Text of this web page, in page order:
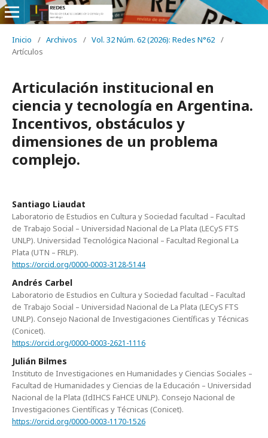
Inicio / Archivos / Vol. 32 Núm. 62 (2026): Redes N°62 /
Artículos
Articulación institucional en
ciencia y tecnología en Argentina.
Incentivos, obstáculos y
dimensiones de un problema
complejo.
Santiago Liaudat
Laboratorio de Estudios en Cultura y Sociedad facultad – Facultad
de Trabajo Social – Universidad Nacional de La Plata (LECyS FTS
UNLP). Universidad Tecnológica Nacional – Facultad Regional La
Plata (UTN – FRLP).
https://orcid.org/0000-0003-3128-5144
Andrés Carbel
Laboratorio de Estudios en Cultura y Sociedad facultad – Facultad
de Trabajo Social – Universidad Nacional de La Plata (LECyS FTS
UNLP). Consejo Nacional de Investigaciones Científicas y Técnicas
(Conicet).
https://orcid.org/0000-0003-2621-1116
Julián Bilmes
Instituto de Investigaciones en Humanidades y Ciencias Sociales –
Facultad de Humanidades y Ciencias de la Educación – Universidad
Nacional de la Plata (IdIHCS FaHCE UNLP). Consejo Nacional de
Investigaciones Científicas y Técnicas (Conicet).
https://orcid.org/0000-0003-1170-1526